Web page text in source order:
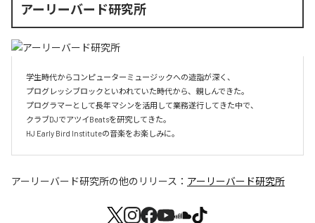
アーリーバード研究所
学生時代からコンピューターミュージックへの造詣が深く、
プログレッシブロックといわれていた時代から、親しんできた。
プログラマーとして長年マシンを活用して業務遂行してきた中で、
クラブDJでアツイBeatsを研究してきた。
HJ Early Bird Instituteの音楽をお楽しみに。
アーリーバード研究所の他のリリース： アーリーバード研究所